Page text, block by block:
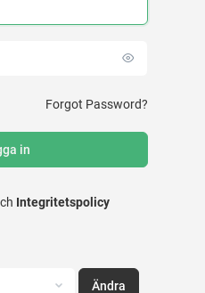
Forgot Password?
Integritetspolicy